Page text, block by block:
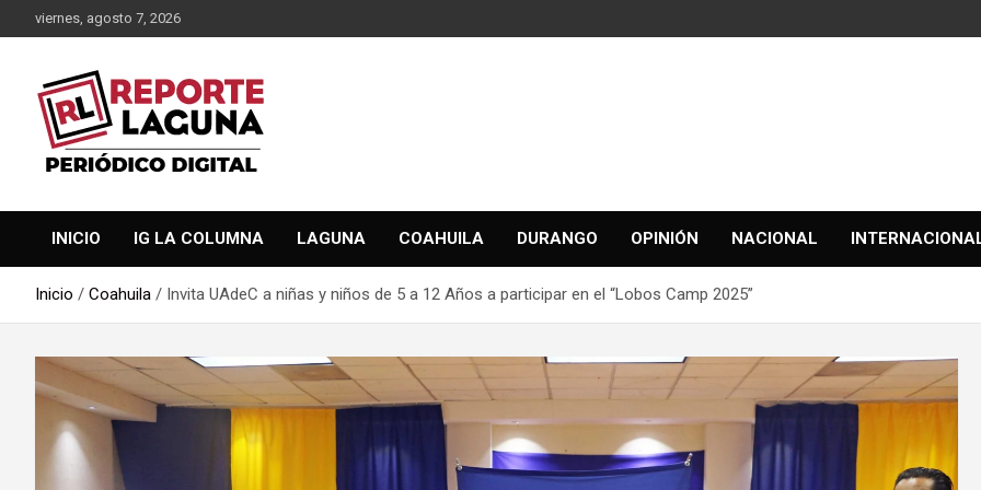
al
viernes, agosto 7, 2026
Reporte Laguna
INICIO IG LA COLUMNA LAGUNA COAHUILA DURANGO OPINIÓN NACIONAL
Inicio Coahuila Invita UAdeC a niñas y niños de 5 a 12 Años a participar en el “Lobos Camp 2025”